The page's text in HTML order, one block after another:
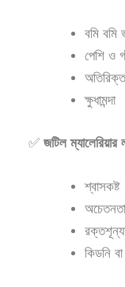
বমি বমি
পেশি ও
ক্ষুধামন্দা
✅জটিল ম্যালেরিয়ার
শ্বাসকষ্ট
কিডনি